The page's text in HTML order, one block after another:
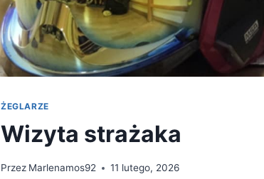
ŻEGLARZE
Wizyta strażaka
Przez Marlenamos92 11 lutego, 2026